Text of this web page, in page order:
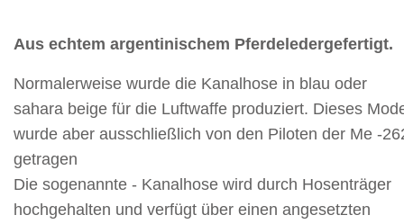
Aus echtem argentinischem Pferdeledergefertigt.
Normalerweise wurde die Kanalhose in blau oder
sahara beige für die Luftwaffe produziert. Dieses
wurde aber ausschließlich von den Piloten der Me -
getragen
Die sogenannte - Kanalhose wird durch Hosenträger
hochgehalten und verfügt über einen angesetzten